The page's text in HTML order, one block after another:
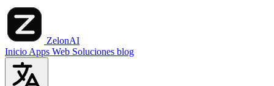
ZelonAI
Inicio Apps Web Soluciones blog